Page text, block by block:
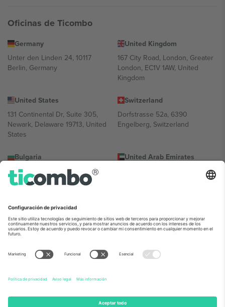
Oficinas de Ticombo
Germany
Unter den Linden 24, 10117
Berlin, Germany
United Kingdom
167 City Road, London, Greater
London, EC1V 1AW, United
Kingdom
United States
131 Continental Dr, Suite 305,
Newark, Delaware 19713, United
States
Switzerland
Dorfstrasse 52a, 6390
Engelberg, Switzerland
Bulgaria
Regus Sofia City West, bul
Totleben 53-55, 1606 Sofia,
United Arab Emirates
UAE Dubai Silicon Oasis, DDP
Building A1, Office 302, Dubai,
Mexico
Av Chapultepec 360, Roma
Norte, Cuauhtémoc, 06700
Ciudad de México, CDMX,
Mexico
La entidad jurídica del proveedor de la plataforma puede variar en
información, consulte la página específica del evento, el pie de